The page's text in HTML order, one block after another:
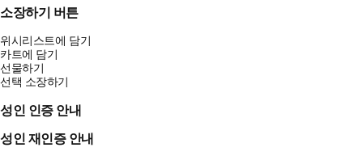
소장하기 버튼
위시리스트에 담기
카트에 담기
선물하기
선택 소장하기
성인 인증 안내
성인 재인증 안내